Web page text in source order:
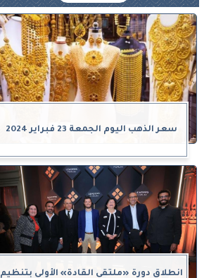
سعر الذهب اليوم الجمعة 23 فبراير 2024
انطلاق دورة «ملتقى القادة» الأولى بتنظيم